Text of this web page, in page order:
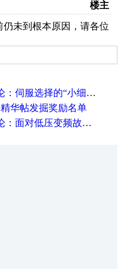
楼主
未到根本原因，请各位
择的“小细节大学问”奖励公告
华帖发掘奖励名单
变频故障，老手是这样解决的！